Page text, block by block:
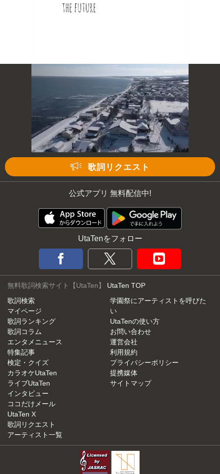
歌詞リクエスト
公式アプリ 無料配信中!
UtaTenをフォロー
無料歌詞検索サイト【UtaTen】 UtaTen TOP
歌詞検索
マイページ
歌詞ランキング
歌詞コラム
エンタメニュース
特集記事
検定・クイズ
カラオケUtaTen
ライブUtaTen
インタビュー
ココだけメール
UtaTen X
歌詞リクエスト
アーティスト一覧
学園祭にアーティストを呼びた
い
UtaTenの使い方
お問い合わせ
運営会社
利用規約
プライバシーポリシー
提携媒体
サイトマップ